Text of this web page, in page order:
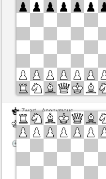
Zwart
Anonymous
Wit
Mike88 (1262)
Speelduur: 5 minutes/side + 5